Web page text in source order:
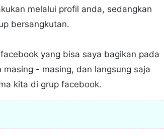
melalui profil anda, sedangkan
bersangkutan.
yang bisa saya bagikan pada
- masing, dan langsung saja
kita di grup facebook.